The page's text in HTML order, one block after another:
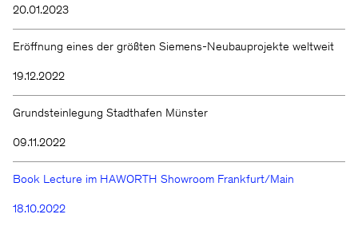
20.01.2023
Eröffnung eines der größten Siemens-Neubauprojekte weltweit
19.12.2022
Grundsteinlegung Stadthafen Münster
09.11.2022
Book Lecture im HAWORTH Showroom Frankfurt/Main
18.10.2022